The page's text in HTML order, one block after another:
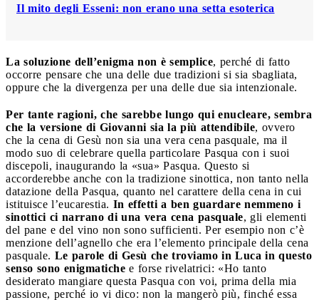
Il mito degli Esseni: non erano una setta esoterica
La soluzione dell’enigma non è semplice, perché di fatto
occorre pensare che una delle due tradizioni si sia sbagliata,
oppure che la divergenza per una delle due sia intenzionale.
Per tante ragioni, che sarebbe lungo qui enucleare, sembra
che la versione di Giovanni sia la più attendibile, ovvero
che la cena di Gesù non sia una vera cena pasquale, ma il
modo suo di celebrare quella particolare Pasqua con i suoi
discepoli, inaugurando la «sua» Pasqua. Questo si
accorderebbe anche con la tradizione sinottica, non tanto nella
datazione della Pasqua, quanto nel carattere della cena in cui
istituisce l’eucarestia. In effetti a ben guardare nemmeno i
sinottici ci narrano di una vera cena pasquale, gli elementi
del pane e del vino non sono sufficienti. Per esempio non c’è
menzione dell’agnello che era l’elemento principale della cena
pasquale. Le parole di Gesù che troviamo in Luca in questo
senso sono enigmatiche e forse rivelatrici: «Ho tanto
desiderato mangiare questa Pasqua con voi, prima della mia
passione, perché io vi dico: non la mangerò più, finché essa